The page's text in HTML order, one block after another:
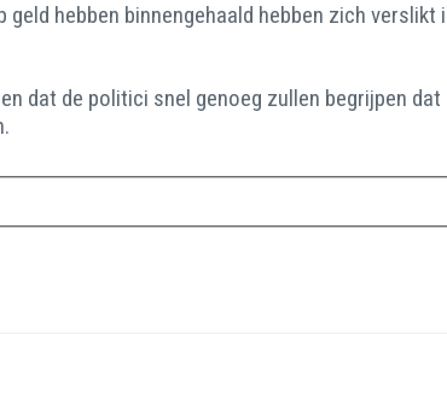
hebben binnengehaald hebben zich
dat de politici snel genoeg zullen begrijpen